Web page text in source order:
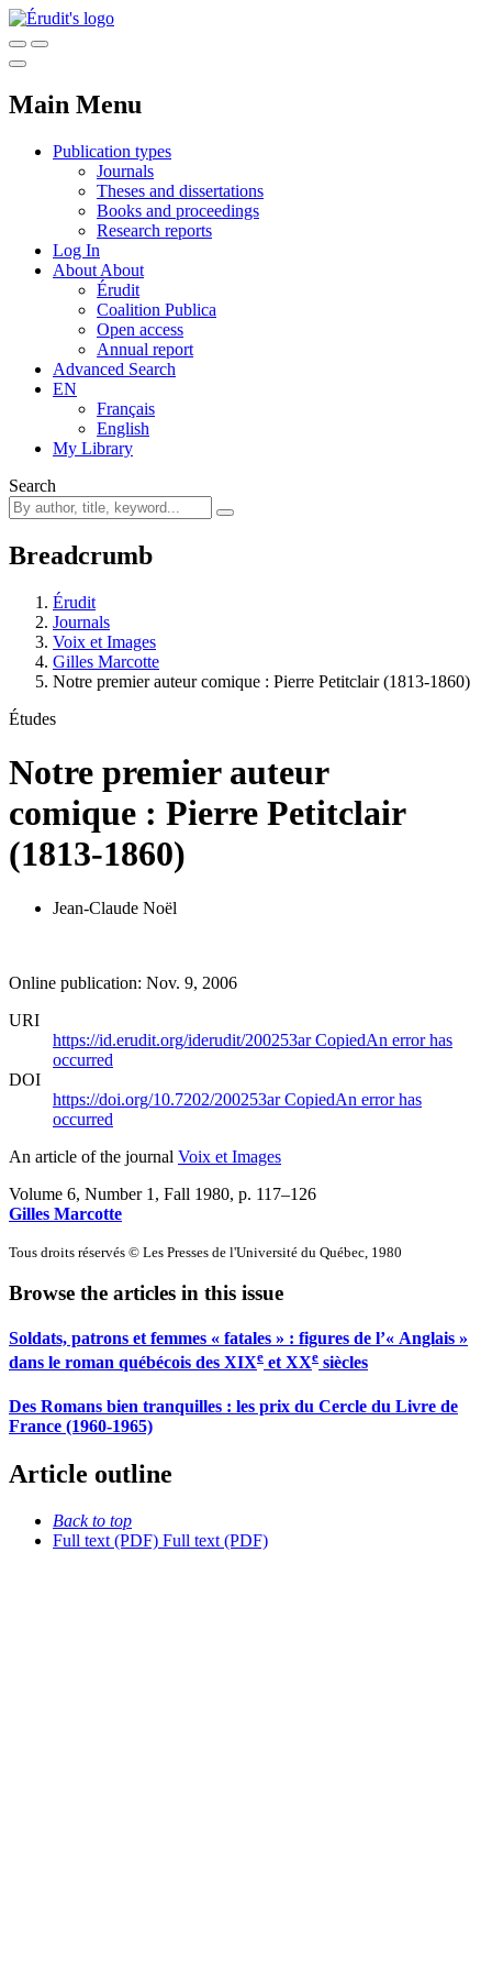
Main Menu
Publication types
Journals
Theses and dissertations
Books and proceedings
Research reports
Log In
About About
Érudit
Coalition Publica
Open access
Annual report
Advanced Search
EN
Français
English
My Library
Search
Breadcrumb
Érudit
Journals
Voix et Images
Gilles Marcotte
Notre premier auteur comique : Pierre Petitclair (1813-1860)
Études
Notre premier auteur
comique : Pierre Petitclair
(1813-1860)
Jean-Claude Noël
Online publication: Nov. 9, 2006
URI
https://id.erudit.org/iderudit/200253arCopiedAn error has
occurred
DOI
https://doi.org/10.7202/200253arCopiedAn error has
occurred
An article of the journal Voix et Images
Volume 6, Number 1, Fall 1980, p. 117–126
Gilles Marcotte
Tous droits réservés © Les Presses de l'Université du Québec, 1980
Browse the articles in this issue
Soldats, patrons et femmes « fatales » : figures de l’« Anglais »
dans le roman québécois des XIXe et XXe siècles
Des Romans bien tranquilles : les prix du Cercle du Livre de
France (1960-1965)
Article outline
Back to top
Full text (PDF) Full text (PDF)